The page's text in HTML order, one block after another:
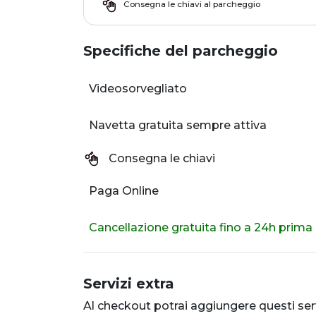
Consegna le chiavi al parcheggio
Specifiche del parcheggio
Videosorvegliato
Navetta gratuita sempre attiva
Consegna le chiavi
Paga Online
Cancellazione gratuita fino a 24h prima
Servizi extra
Al checkout potrai aggiungere questi